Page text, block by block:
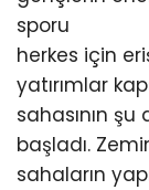
sporu
herkes için
yatırımlar
sahasının
başladı.
sahaların